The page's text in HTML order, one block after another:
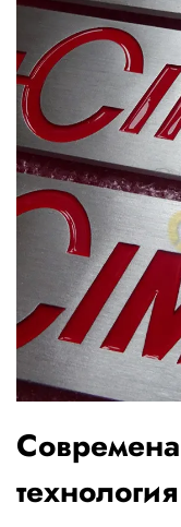
технология